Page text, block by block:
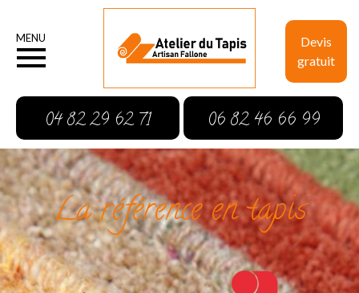
Devis
gratuit
MENU
04 82 29 62 71 06 82 46 66 99
La référence en tapis